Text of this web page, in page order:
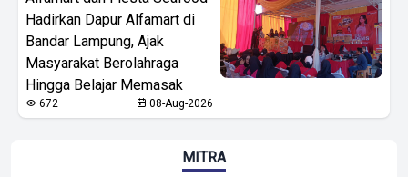
Hadirkan Dapur Alfamart di
Bandar Lampung, Ajak
Masyarakat Berolahraga
Hingga Belajar Memasak
672 08-Aug-2026
MITRA